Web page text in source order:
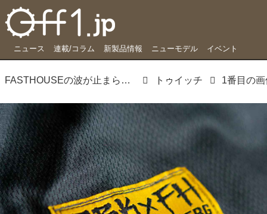
ニュース 連載/コラム 新製品情報 ニューモデル イベント
FASTHOUSEの波が止まらない FMXライダーとのコラボモデル登場 トゥイッチ 1番目の